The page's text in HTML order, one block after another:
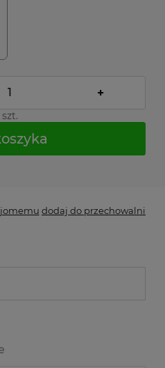
+
szt.
dodaj do przechowalni